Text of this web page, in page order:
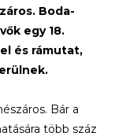
Boda-
egy 18.
és rámutat,
Bár a
több száz